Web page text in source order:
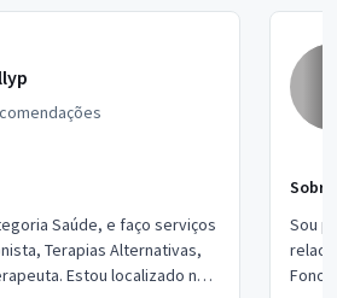
Saúde, e faço serviços
Terapias Alternativas,
Estou localizado no
Sou